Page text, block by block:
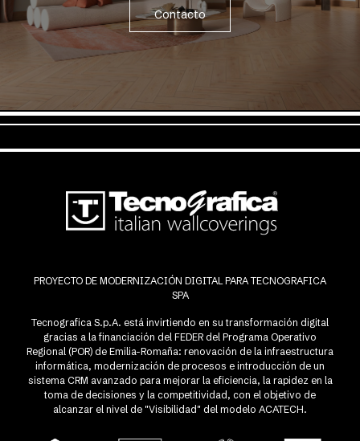
Contacto
PROYECTO DE MODERNIZACIÓN DIGITAL PARA TECNOGRAFICA
SPA
Tecnografica S.p.A. está invirtiendo en su transformación digital
gracias a la financiación del FEDER del Programa Operativo
Regional (POR) de Emilia-Romaña: renovación de la infraestructura
informática, modernización de procesos e introducción de un
sistema CRM avanzado para mejorar la eficiencia, la rapidez en la
toma de decisiones y la competitividad, con el objetivo de
alcanzar el nivel de "Visibilidad" del modelo ACATECH.